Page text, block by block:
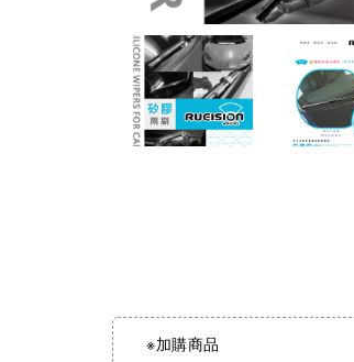
※加購商品